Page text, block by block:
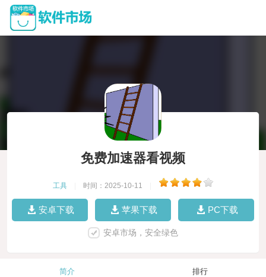
免费加速器看视频
工具 时间：2025-10-11
安卓下载 苹果下载 PC下载
安卓市场，安全绿色
简介 排行